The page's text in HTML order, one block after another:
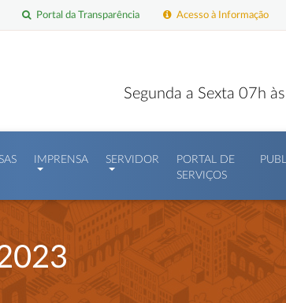
Acesso à Informação
Portal da Transparência
Segunda a Sexta 07h
IMPRENSA SERVIDOR
PORTAL DE
SERVIÇOS